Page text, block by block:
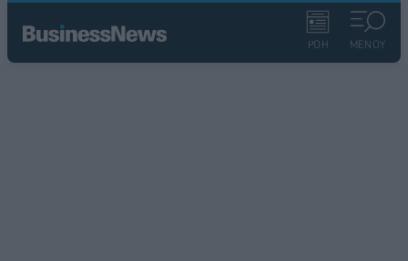
ΡΟΗ ΜΕΝΟΥ